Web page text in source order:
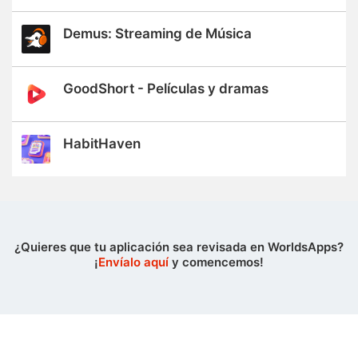
Demus: Streaming de Música
GoodShort - Películas y dramas
HabitHaven
¿Quieres que tu aplicación sea revisada en WorldsApps?
¡Envíalo aquí y comencemos!